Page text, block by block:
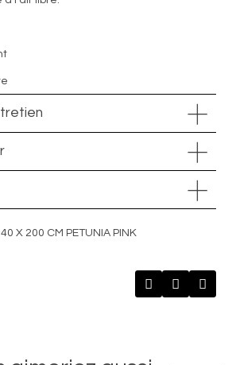
X 200 CM PETUNIA PINK